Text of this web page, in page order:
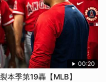
00:20
本季第19轟【MLB】